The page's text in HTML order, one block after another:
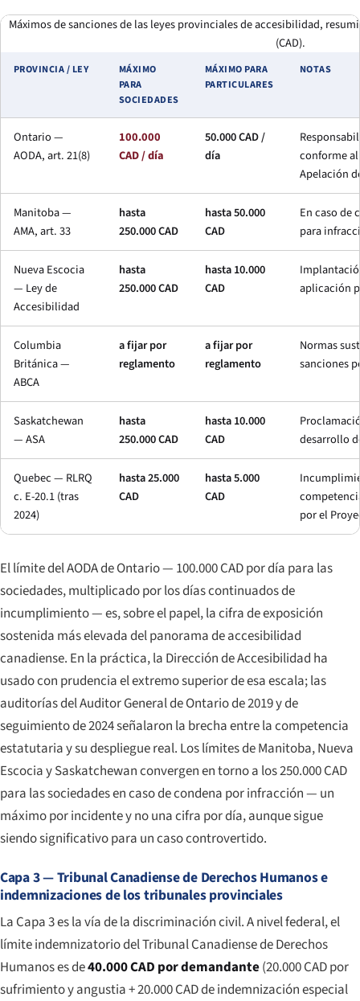
Máximos de sanciones de las leyes provinciales de accesibilidad,
(CAD).
PROVINCIA / LEY
MÁXIMO
PARA
SOCIEDADES
MÁXIMO PARA
PARTICULARES
NOTAS
Ontario —
AODA, art. 21(8)
100.000
CAD / día
50.000 CAD /
día
conforme
Apelación
Manitoba —
AMA, art. 33
hasta
250.000 CAD
hasta 50.000
CAD
En caso de
para
Nueva Escocia
— Ley de
Accesibilidad
hasta
250.000 CAD
hasta 10.000
CAD
aplicación
Columbia
Británica —
ABCA
a fijar por
reglamento
a fijar por
reglamento
Normas
sanciones
Saskatchewan
— ASA
hasta
250.000 CAD
hasta 10.000
CAD
desarrollo
Quebec — RLRQ
c. E-20.1 (tras
2024)
hasta 25.000
CAD
hasta 5.000
CAD
por el
El límite del AODA de Ontario — 100.000 CAD por día para las
sociedades, multiplicado por los días continuados de
incumplimiento — es, sobre el papel, la cifra de exposición
sostenida más elevada del panorama de accesibilidad
canadiense. En la práctica, la Dirección de Accesibilidad ha
usado con prudencia el extremo superior de esa escala; las
auditorías del Auditor General de Ontario de 2019 y de
seguimiento de 2024 señalaron la brecha entre la competencia
estatutaria y su despliegue real. Los límites de Manitoba, Nueva
Escocia y Saskatchewan convergen en torno a los 250.000 CAD
para las sociedades en caso de condena por infracción — un
máximo por incidente y no una cifra por día, aunque sigue
siendo significativo para un caso controvertido.
Capa 3 — Tribunal Canadiense de Derechos Humanos e
indemnizaciones de los tribunales provinciales
La Capa 3 es la vía de la discriminación civil. A nivel federal, el
límite indemnizatorio del Tribunal Canadiense de Derechos
Humanos es de40.000 CAD por demandante(20.000 CAD por
sufrimiento y angustia + 20.000 CAD de indemnización especial